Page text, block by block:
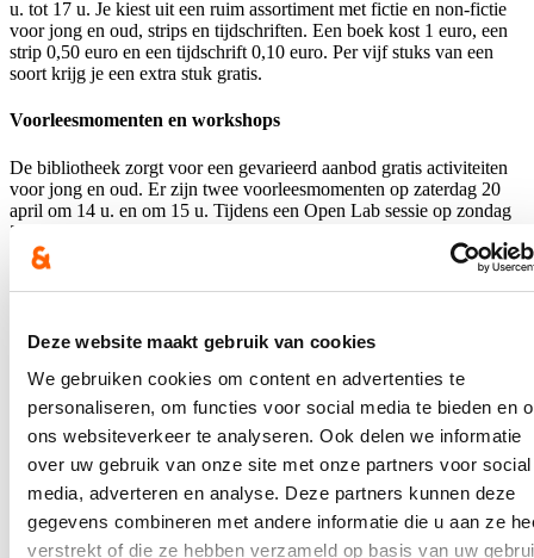
Deze website maakt gebruik van cookies
We gebruiken cookies om content en advertenties te
personaliseren, om functies voor social media te bieden en
ons websiteverkeer te analyseren. Ook delen we informatie
over uw gebruik van onze site met onze partners voor social
media, adverteren en analyse. Deze partners kunnen deze
gegevens combineren met andere informatie die u aan ze
verstrekt of die ze hebben verzameld op basis van uw
u. tot 17 u. Je kiest uit een ruim assortiment met fictie en non-fictie
voor jong en oud, strips en tijdschriften. Een boek kost 1 euro, een
strip 0,50 euro en een tijdschrift 0,10 euro. Per vijf stuks van een
soort krijg je een extra stuk gratis.
Voorleesmomenten en workshops
De bibliotheek zorgt voor een gevarieerd aanbod gratis activiteiten
voor jong en oud. Er zijn twee voorleesmomenten op zaterdag 20
april om 14 u. en om 15 u. Tijdens een Open Lab sessie op zondag
21 april tussen 14 en 16 u. proeven kinderen van 6 tot 12 jaar van
maaktechnieken en maken ze kennis met de lasercutter en snijplotter.
Tot slot is er op zondag 21 april om 15 u. een retro filmmatinee met
The Wizard of Oz, de sfeervolle animatiefilm uit 1939 met Judy
plaatsje via bib@poperinge.be.
Blijf je graag op de hoogte?
Ontvang mijn nieuwsbrief.
E-mailadres
Postcode